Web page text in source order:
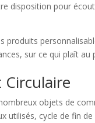
disposition pour
sur ce qui plaît
Circulaire
objets de
utilisés, cycle de fin